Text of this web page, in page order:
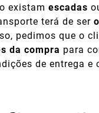
existam escadas
terá de ser
pedimos que o
da compra para
de entrega